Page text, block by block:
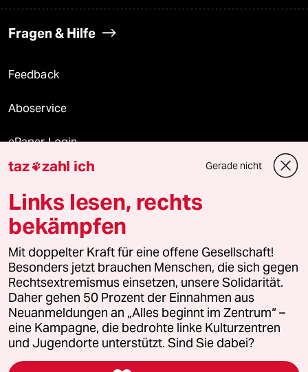
Fragen & Hilfe
Feedback
Aboservice
ePaper Login
Downloads für Abonnierende
© 2026 taz Verlags und Vertriebs GmbH
Alle Rechte vorbehalten. Bei rechtlichen Fragen oder für Genehmigungen
wenden Sie sich bitte an
lizenzen@taz.de
Feedback Redaktionsstatut Kommune-Richtlinien
Leitlinie Informant Datenschutz Impressum AGB
taz zahl ich Gerade nicht
Links lesen, rechts
bekämpfen
Mit doppelter Kraft für eine offene Gesellschaft!
Besonders jetzt brauchen Menschen, die sich gegen
Rechtsextremismus einsetzen, unsere Solidarität.
Daher gehen 50 Prozent der Einnahmen aus
Neuanmeldungen an „Alles beginnt im Zentrum“ –
eine Kampagne, die bedrohte linke Kulturzentren
und Jugendorte unterstützt. Sind Sie dabei?